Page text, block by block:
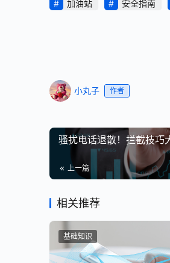
加油站 安全指南
小丸子 作者
骚扰电话退散！拦截技巧
上一篇
相关推荐
基础知识